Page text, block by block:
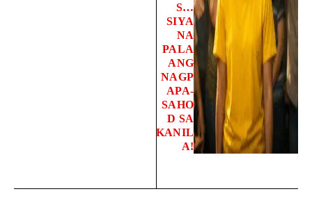
S…
SIYA
NA
PALA
ANG
NAGP
APA-
SAHO
D SA
KANIL
A!